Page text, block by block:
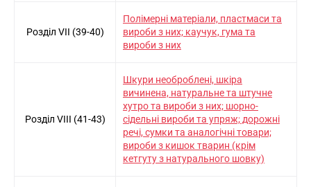
Розділ VII (39-40)
Полiмернi матерiали, пластмаси та
вироби з них; каучук, гума та
вироби з них
Розділ VIII (41-43)
Шкури необробленi, шкiра
вичинена, натуральне та штучне
хутро та вироби з них; шорно-
сiдельнi вироби та упряж; дорожнi
речi, сумки та аналогiчнi товари;
вироби з кишок тварин (крiм
кетгуту з натурального шовку)